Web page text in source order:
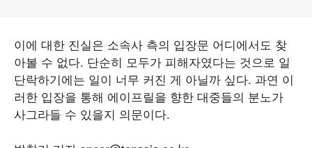
이에 대한 진실은 소속사 측의 입장문 어디에서도 찾
아볼 수 없다. 단순히 모두가 피해자였다는 것으로 일
단락하기에는 일이 너무 커진 게 아닐까 싶다. 과연 이
러한 입장을 통해 에이프릴을 향한 대중들의 분노가
사그라들 수 있을지 의문이다.